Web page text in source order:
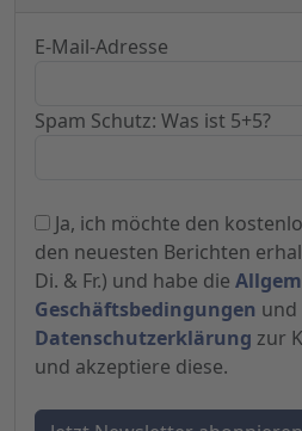
E-Mail-Adresse
Spam Schutz: Was ist 5+5?
Ja, ich möchte den
den neuesten Berichten
Di. & Fr.) und habe die
Geschäftsbedingungen und
Datenschutzerklärung zur
und akzeptiere diese.